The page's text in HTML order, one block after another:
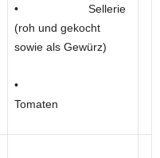
• Sellerie
(roh und gekocht
sowie als Gewürz)
•
Tomaten